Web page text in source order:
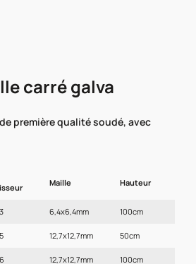
carré galva
première qualité soudé, avec
Maille Hauteur
6,4x6,4mm 100cm
12,7x12,7mm 50cm
12,7x12,7mm 100cm